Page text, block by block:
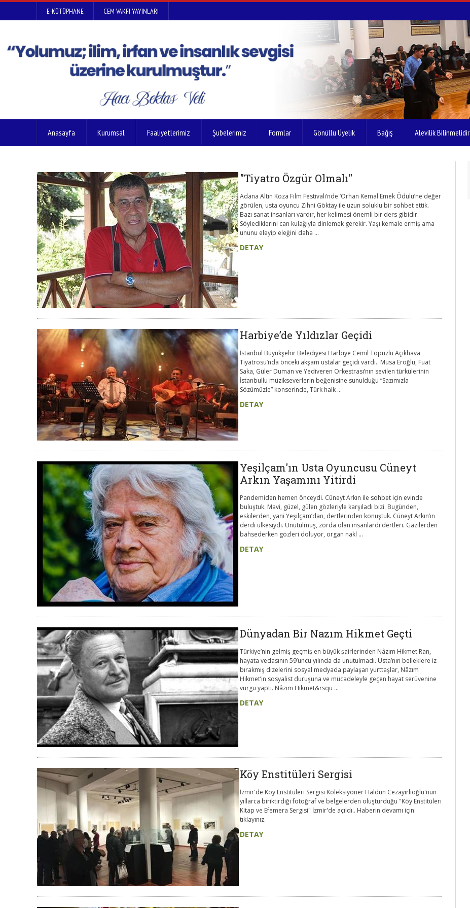
E-KÜTÜPHANE CEM VAKFI YAYINLARI
Anasayfa Kurumsal Faaliyetlerimiz Şubelerimiz Formlar Gönüllü Üyelik Bağış Alevilik Bilinmelidir
"Tiyatro Özgür Olmalı"
Adana Altın Koza Film Festivali’nde ‘Orhan Kemal Emek Ödülü’ne değer
görülen, usta oyuncu Zihni Göktay ile uzun soluklu bir sohbet ettik.
Bazı sanat insanları vardır, her kelimesi önemli bir ders gibidir.
Söylediklerini can kulağıyla dinlemek gerekir. Yaşı kemale ermiş ama
ununu eleyip eleğini daha ...
DETAY
Harbiye’de Yıldızlar Geçidi
İstanbul Büyükşehir Belediyesi Harbiye Cemil Topuzlu Açıkhava
Tiyatrosu’nda önceki akşam ustalar geçidi vardı. Musa Eroğlu, Fuat
Saka, Güler Duman ve Yediveren Orkestrası’nın sevilen türkülerinin
İstanbullu müzikseverlerin beğenisine sunulduğu “Sazımızla
Sözümüzle” konserinde, Türk halk ...
DETAY
Yeşilçam'ın Usta Oyuncusu Cüneyt
Arkın Yaşamını Yitirdi
Pandemiden hemen önceydi. Cüneyt Arkın ile sohbet için evinde
buluştuk. Mavi, güzel, gülen gözleriyle karşıladı bizi. Bugünden,
eskilerden, yani Yeşilçam’dan, dertlerinden konuştuk. Cüneyt Arkın’ın
derdi ülkesiydi. Unutulmuş, zorda olan insanlardı dertleri. Gazilerden
bahsederken gözleri doluyor, organ nakl ...
DETAY
Dünyadan Bir Nazım Hikmet Geçti
Türkiye’nin gelmiş geçmiş en büyük şairlerinden Nâzım Hikmet Ran,
hayata vedasının 59’uncu yılında da unutulmadı. Usta’nın belleklere iz
bırakmış dizelerini sosyal medyada paylaşan yurttaşlar, Nâzım
Hikmet’in sosyalist duruşuna ve mücadeleyle geçen hayat serüvenine
vurgu yaptı. Nâzım Hikmet&rsqu ...
DETAY
Köy Enstitüleri Sergisi
İzmir'de Köy Enstitüleri Sergisi Koleksiyoner Haldun Cezayirlioğlu'nun
yıllarca biriktirdiği fotoğraf ve belgelerden oluşturduğu "Köy Enstitüleri
Kitap ve Efemera Sergisi" İzmir'de açıldı.. Haberin devamı için
tıklayınız.
DETAY